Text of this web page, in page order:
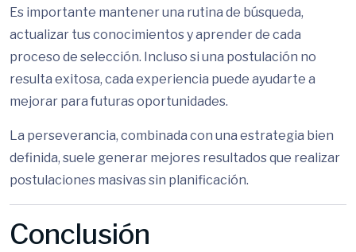
Es importante mantener una rutina de búsqueda,
actualizar tus conocimientos y aprender de cada
proceso de selección. Incluso si una postulación no
resulta exitosa, cada experiencia puede ayudarte a
mejorar para futuras oportunidades.
La perseverancia, combinada con una estrategia bien
definida, suele generar mejores resultados que realizar
postulaciones masivas sin planificación.
Conclusión